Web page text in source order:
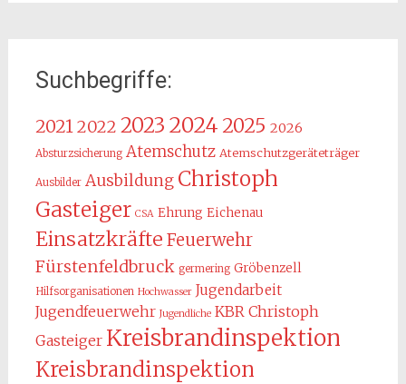
Suchbegriffe:
20212022 2023 2024 2025 2026
Absturzsicherung Atemschutz Atemschutzgeräteträger
Ausbilder Ausbildung Christoph
Gasteiger CSA Ehrung Eichenau
Einsatzkräfte Feuerwehr
Fürstenfeldbruck germering Gröbenzell
Hilfsorganisationen Hochwasser Jugendarbeit
Jugendfeuerwehr Jugendliche KBR Christoph
Gasteiger Kreisbrandinspektion
Kreisbrandinspektion